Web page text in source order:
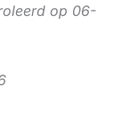
op 06-